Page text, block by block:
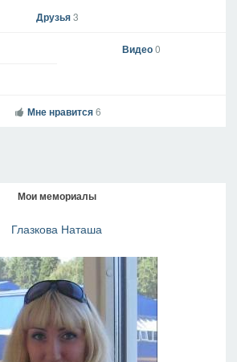
Друзья3
Видео0
Мне нравится 6
Мои мемориалы
Глазкова Наташа